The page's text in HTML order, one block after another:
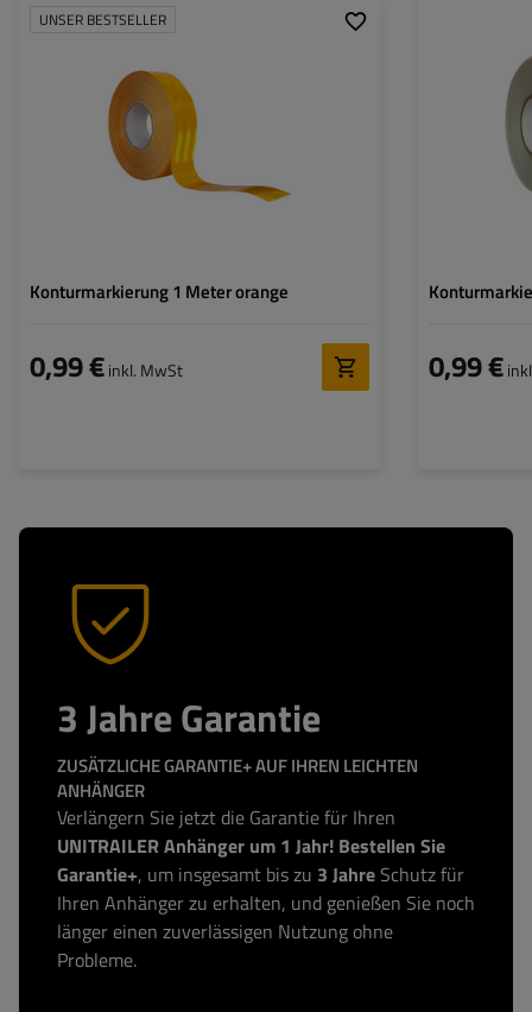
UNSER BESTSELLER
Konturmarkierung 1 Meter orange
0,99 €inkl. MwSt 0,99 €
3 Jahre Garantie
ZUSÄTZLICHE GARANTIE+ AUF IHREN LEICHTEN
ANHÄNGER
Verlängern Sie jetzt die Garantie für Ihren
UNITRAILER Anhänger um 1 Jahr! Bestellen Sie
Garantie+, um insgesamt bis zu 3 Jahre Schutz für
Ihren Anhänger zu erhalten, und genießen Sie noch
länger einen zuverlässigen Nutzung ohne
Probleme.